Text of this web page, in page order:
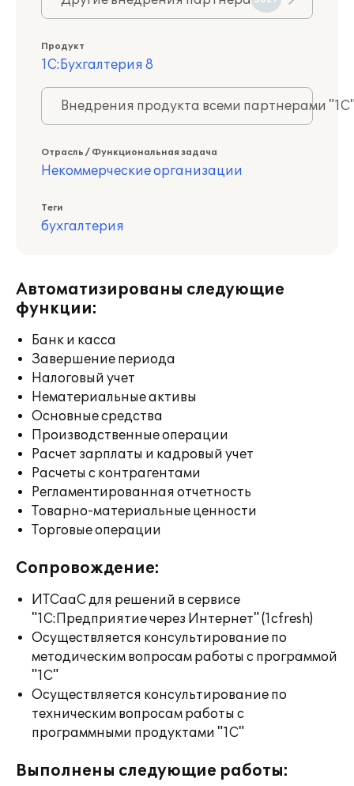
Продукт
1С:Бухгалтерия 8
Внедрения продукта всеми партнерами
Отрасль / Функциональная задача
Некоммерческие организации
Теги
бухгалтерия
Автоматизированы следующие
функции:
Банк и касса
Завершение периода
Налоговый учет
Нематериальные активы
Основные средства
Производственные операции
Расчет зарплаты и кадровый учет
Расчеты с контрагентами
Регламентированная отчетность
Товарно-материальные ценности
Торговые операции
Сопровождение:
ИТСааС для решений в сервисе
"1С:Предприятие через Интернет" (1cfresh)
Осуществляется консультирование по
методическим вопросам работы с программой
"1С"
Осуществляется консультирование по
техническим вопросам работы с
программными продуктами "1С"
Выполнены следующие работы: